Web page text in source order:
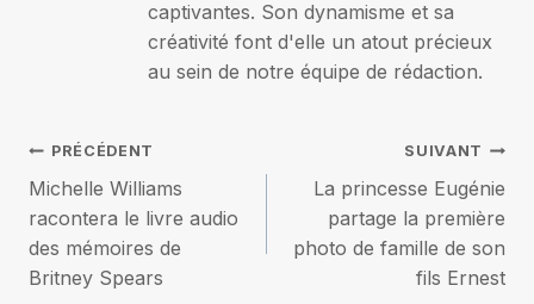
captivantes. Son dynamisme et sa
créativité font d'elle un atout précieux
au sein de notre équipe de rédaction.
Navigation
de
l’article
PRÉCÉDENT
Michelle Williams
racontera le livre audio
des mémoires de
Britney Spears
SUIVANT
La princesse Eugénie
partage la première
photo de famille de son
fils Ernest